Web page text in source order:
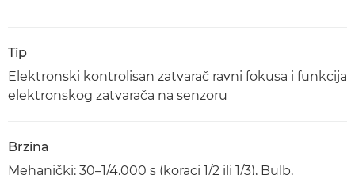
Tip
Elektronski kontrolisan zatvarač ravni fokusa i funkcija
elektronskog zatvarača na senzoru
Brzina
Mehanički: 30–1/4.000 s (koraci 1/2 ili 1/3), Bulb,